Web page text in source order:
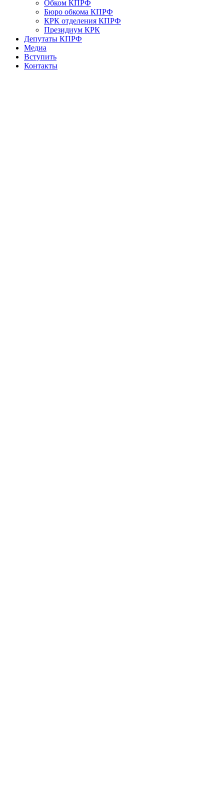
Обком КПРФ
Бюро обкома КПРФ
КРК отделения КПРФ
Президиум КРК
Депутаты КПРФ
Медиа
Вступить
Контакты